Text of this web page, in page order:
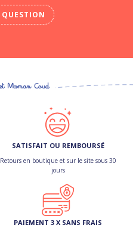
QUESTION
SATISFAIT OU REMBOURSÉ
Retours en boutique et sur le site sous 30
jours
PAIEMENT 3 X SANS FRAIS